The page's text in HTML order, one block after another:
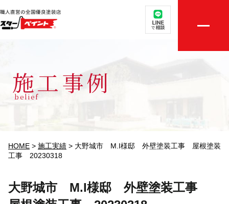
取扱メニュー
選ばれる理由
初めての方へ
施工事例
belief
HOME > 施工実績 > 大野城市 M.I様邸 外壁塗装工事 屋根塗装
工事 20230318
大野城市 M.I様邸 外壁塗装工事